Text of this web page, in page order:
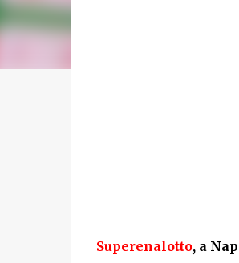
Superenalotto, a